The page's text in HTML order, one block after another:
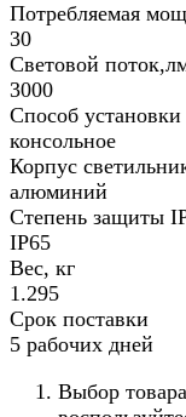
Потребляемая
30
Световой
3000
Способ установки
консольное
Корпус
алюминий
Степень защиты
IP65
Вес, кг
1.295
Срок поставки
5 рабочих дней
Выбор